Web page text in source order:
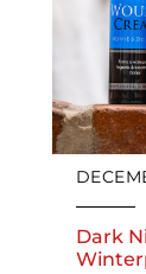
Dark